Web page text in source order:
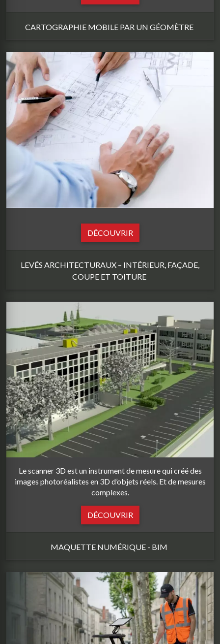
CARTOGRAPHIE MOBILE PAR UN GÉOMÈTRE
DÉCOUVRIR
LEVÉS ARCHITECTURAUX – INTÉRIEUR, FAÇADE,
COUPE ET TOITURE
Le scanner 3D est un instrument de mesure qui créé des
images photoréalistes en 3D d’objets réels. Et de mesures
complexes.
DÉCOUVRIR
MAQUETTE NUMÉRIQUE - BIM